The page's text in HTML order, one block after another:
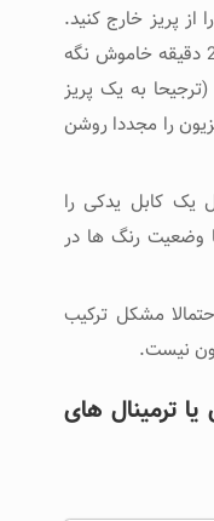
خود را خاموش کنید. سیم برق AC را از پریز خارج کنید.
پس از آن تلویزیون خود را به مدت 2 دقیقه خاموش نگه
به یک پریز
را مجددا روشن
یک کابل یدکی را
وضعیت رنگ ها در
مشکل ترکیب
نیست.
ترمینال های